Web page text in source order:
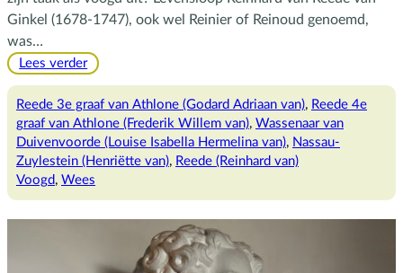
Ginkel (1678-1747), ook wel Reinier of Reinoud genoemd,
was…
Lees verder:
de
voogd
Reede 3e graaf van Athlone (Godard Adriaan van), Reede 4e
graaf van Athlone (Frederik Willem van), Wassenaar van
Duivenvoorde (Louise Isabella Hermelina van), Nassau-
Zuylestein (Henriëtte van), Reede (Reinhard van)
Voogd, Wees